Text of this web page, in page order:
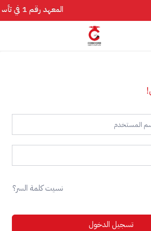
المعهد رقم 1 في تأسيس اللغة الإنجليزية
نسيت كلمة السر؟
تسجيل الدخول